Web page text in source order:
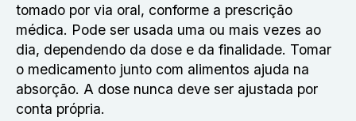
tomado por via oral, conforme a prescrição
médica. Pode ser usada uma ou mais vezes ao
dia, dependendo da dose e da finalidade. Tomar
o medicamento junto com alimentos ajuda na
absorção. A dose nunca deve ser ajustada por
conta própria.